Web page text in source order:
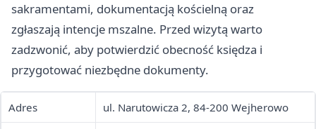
sakramentami, dokumentacją kościelną oraz
zgłaszają intencje mszalne. Przed wizytą warto
zadzwonić, aby potwierdzić obecność księdza i
przygotować niezbędne dokumenty.
Adres ul. Narutowicza 2, 84-200 Wejherowo